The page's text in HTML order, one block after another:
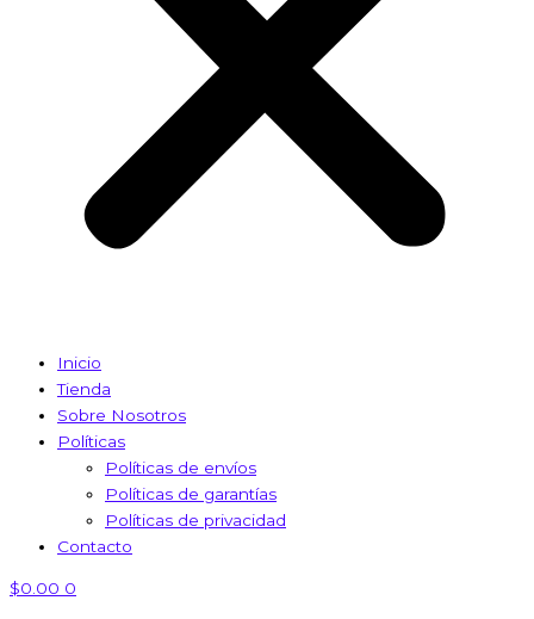
Inicio
Tienda
Sobre Nosotros
Políticas
Políticas de envíos
Políticas de garantías
Políticas de privacidad
Contacto
$0.00 0